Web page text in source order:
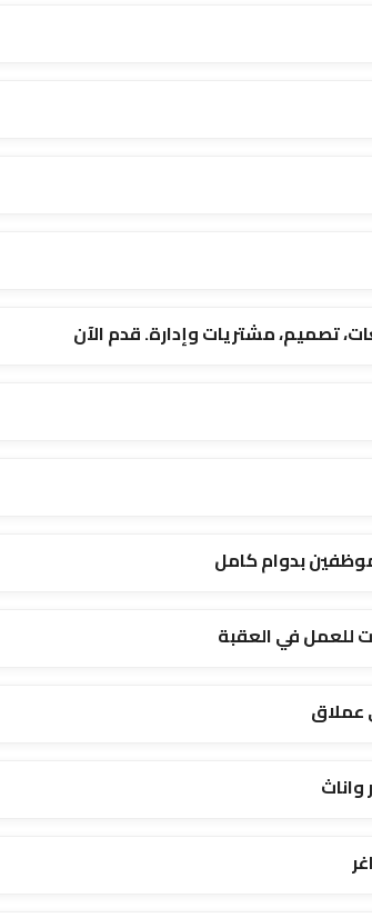
تصميم، مشتريات وإدارة. قدم الآن
بدوام كامل
للعمل في العقبة
عملاق